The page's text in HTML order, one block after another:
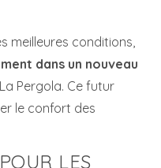
meilleures conditions,
dans un nouveau
Pergola. Ce futur
le confort des
LES